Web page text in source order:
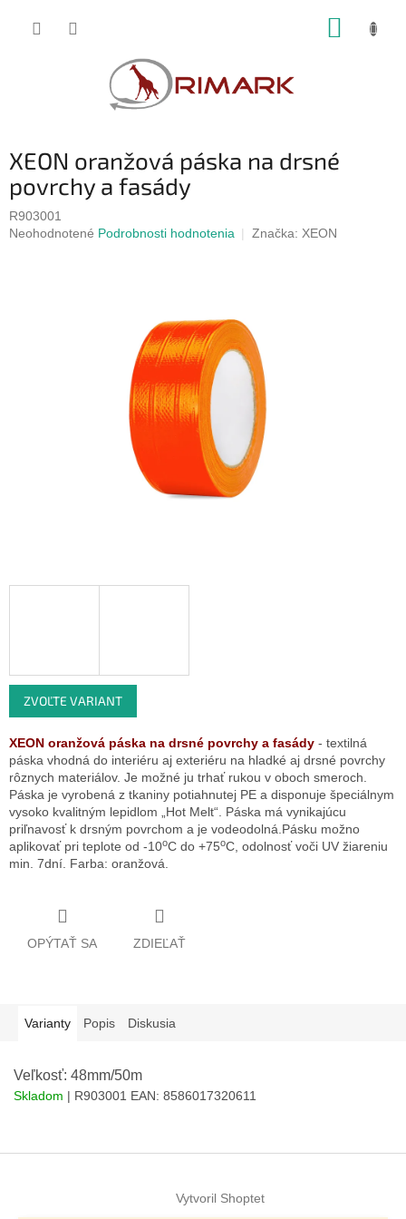
XEON oranžová páska na drsné
povrchy a fasády
R903001
Priemerné
Neohodnotené Podrobnosti hodnotenia Značka: XEON
ZVOĽTE VARIANT
XEON oranžová páska na drsné povrchy a fasády - textilná
páska vhodná do interiéru aj exteriéru na hladké aj drsné povrchy
rôznych materiálov. Je možné ju trhať rukou v oboch smeroch.
Páska je vyrobená z tkaniny potiahnutej PE a disponuje špeciálnym
vysoko kvalitným lepidlom „Hot Melt“. Páska má vynikajúcu
priľnavosť k drsným povrchom a je vodeodolná.Pásku možno
aplikovať pri teplote od -10oC do +75oC, odolnosť voči UV žiareniu
min. 7dní. Farba: oranžová.
OPÝTAŤ SA ZDIEĽAŤ
Varianty Popis Diskusia
Veľkosť: 48mm/50m
Skladom | R903001 EAN: 8586017320611
Vytvoril Shoptet